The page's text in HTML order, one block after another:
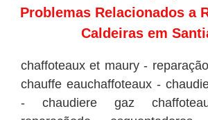
Problemas Relacionados a
Caldeiras em
chaffoteaux et maury -
chauffe eauchaffoteaux -
- chaudiere gaz